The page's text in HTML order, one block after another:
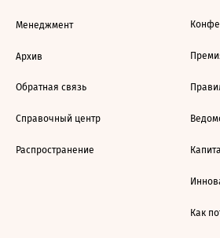
Менеджмент
Архив
Обратная связь
Справочный центр
Распространение
Как